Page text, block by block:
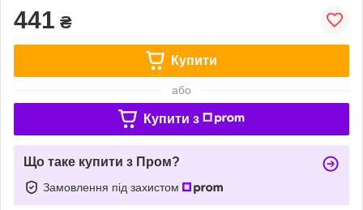
441 ₴
Купити
або
Купити з
Що таке купити з Пром?
Замовлення під захистом